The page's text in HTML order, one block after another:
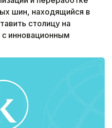
шин, находящийся в
столицу на
инновационным